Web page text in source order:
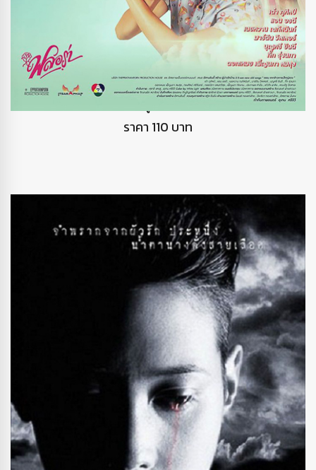
ราคา 110 บาท